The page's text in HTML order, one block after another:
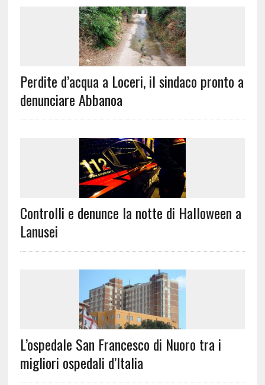
Perdite d’acqua a Loceri, il sindaco pronto a
denunciare Abbanoa
Controlli e denunce la notte di Halloween a
Lanusei
L’ospedale San Francesco di Nuoro tra i
migliori ospedali d’Italia